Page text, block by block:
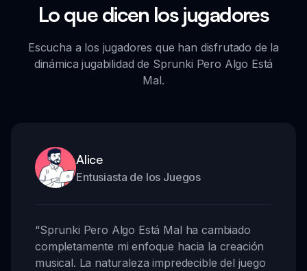
Lo que dicen los jugadores
Escucha a los jugadores que han disfrutado de la
dinámica jugabilidad de Sprunki Pero Algo Está
Mal.
Alice
Entusiasta de los Juegos
“Sprunki Pero Algo Está Mal ha cambiado
completamente mi enfoque hacia la creación
musical. La naturaleza impredecible del juego